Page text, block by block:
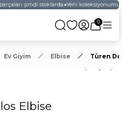
şimdi stoklarda. Yeni
0
Ev Giyim Elbise Türen
Elbise